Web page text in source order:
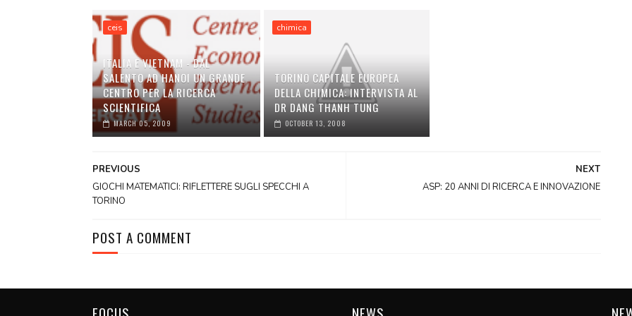
ceis
ITALIA E VIETNAM - DAL
SALENTO AD HANOI UN GRANDE
CENTRO PER LA RICERCA
SCIENTIFICA
MARCH 05, 2009
chimica
TORINO CAPITALE EUROPEA
DELLA CHIMICA: INTERVISTA AL
DR DANG THANH TUNG
OCTOBER 13, 2008
NEXT
ASP: 20 ANNI DI RICERCA E INNOVAZIONE
PREVIOUS
GIOCHI MATEMATICI: RIFLETTERE SUGLI SPECCHI A
TORINO
POST A COMMENT